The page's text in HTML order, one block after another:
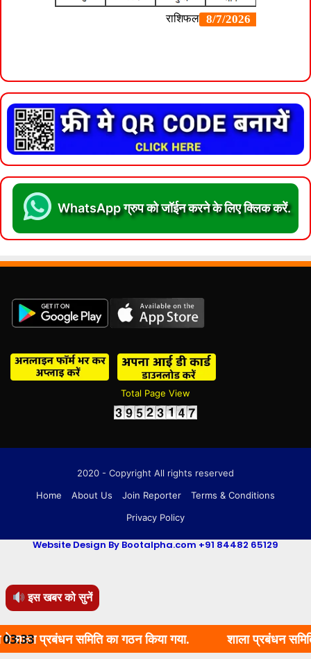
इस खबर को सुनें
WhatsApp ग्रुप को जॉईन करने के लिए क्लिक करें.
Total Page View
2020 - Copyright All rights reserved
Home
About Us Join Reporter
Terms & Conditions
Privacy Policy
Website Design By Bootalpha.com +91 84482 65129
समिति का गठन किया गया. शाला प्रबंधन समिति का
03:33